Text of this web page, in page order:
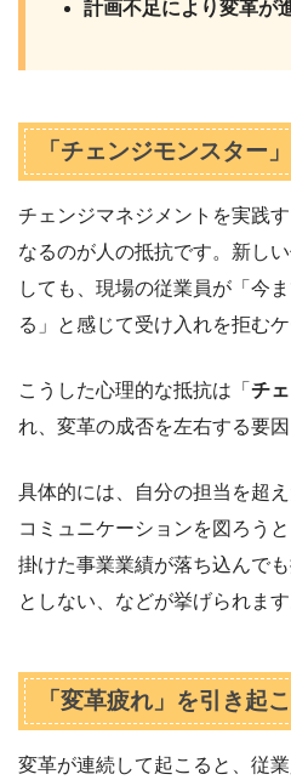
計画不足により変革が
「チェンジモンスター
チェンジマネジメントを実践
なるのが人の抵抗です。新し
しても、現場の従業員が「今
る」と感じて受け入れを拒む
こうした心理的な抵抗は「 チ
れ、変革の成否を左右する要因
具体的には、自分の担当を超
コミュニケーションを図ろう
掛けた事業業績が落ち込んで
としない、などが挙げられます
「変革疲れ」を引き起
変革が連続して起こると、従